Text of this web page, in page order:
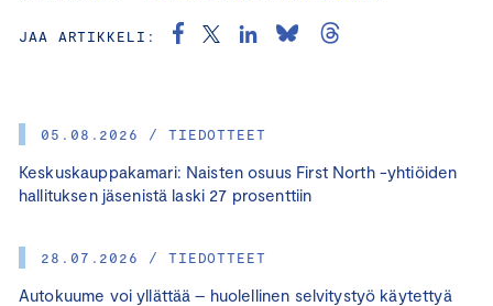
05.08.2026 / TIEDOTTEET
Keskuskauppakamari: Naisten osuus First North -yhtiöiden
hallituksen jäsenistä laski 27 prosenttiin
28.07.2026 / TIEDOTTEET
Autokuume voi yllättää – huolellinen selvitystyö käytettyä
JAA ARTIKKELI: